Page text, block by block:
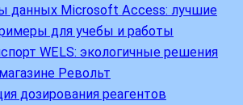
данных Microsoft Access: лучшие
для учебы и работы
WELS: экологичные решения
Револьт
дозирования реагентов